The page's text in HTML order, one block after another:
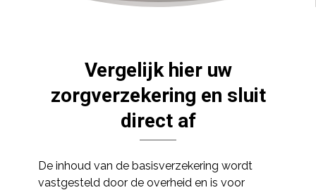
Vergelijk hier uw
zorgverzekering en sluit
direct af
De inhoud van de basisverzekering wordt
vastgesteld door de overheid en is voor